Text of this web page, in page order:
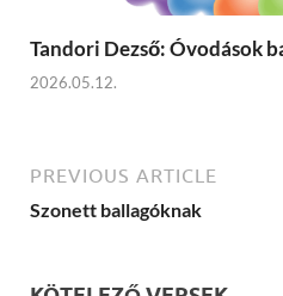
Tandori Dezső: Óvodások
2026.05.12.
PREVIOUS ARTICLE
Szonett ballagóknak